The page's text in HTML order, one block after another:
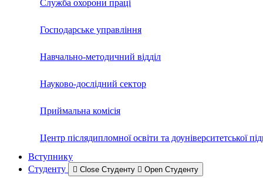
Служба охорони праці
Господарське управління
Навчально-методичний відділ
Науково-дослідний сектор
Приймальна комісія
Центр післядипломної освіти та доуніверситетської
Вступнику
Студенту
Close Студенту Open Студенту